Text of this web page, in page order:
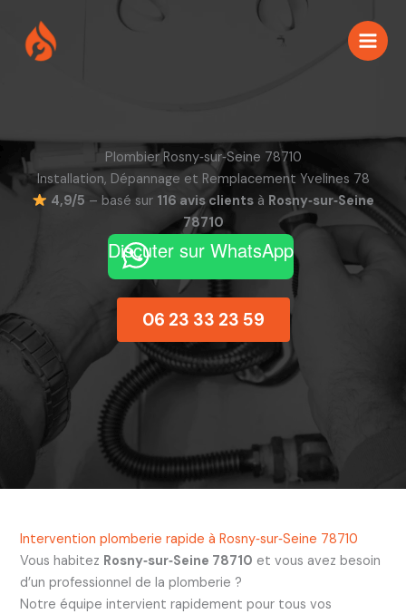
contenu
Plombier Rosny‑sur‑Seine 78710
Installation, Dépannage et Remplacement Yvelines 78
4,9/5 – basé sur 116 avis clientsà Rosny‑sur‑Seine
78710
Discuter sur WhatsApp
06 23 33 23 59
Intervention plomberie rapide à Rosny‑sur‑Seine 78710
Vous habitez Rosny‑sur‑Seine 78710 et vous avez besoin
d’un professionnel de la plomberie ?
Notre équipe intervient rapidement pour tous vos